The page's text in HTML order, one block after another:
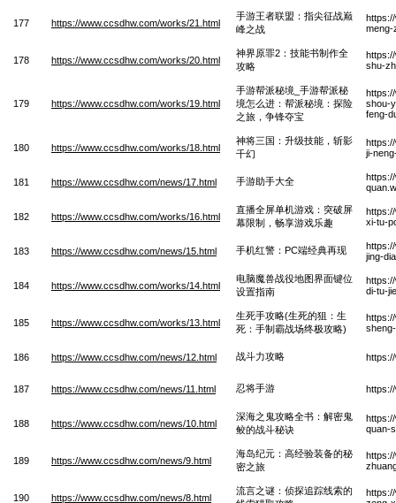
177 https://www.ccsdhw.com/works/21.html
手游王者联盟：指尖征战巅
峰之战
meng-
178 https://www.ccsdhw.com/works/20.html
神界原罪2：技能书制作全
攻略
shu-
179 https://www.ccsdhw.com/works/19.html
手游帮派秘境_手游帮派秘
境怎么进：帮派秘境：探险
之旅，争锋夺宝
shou-
feng-
180 https://www.ccsdhw.com/works/18.html
神将三国：升级技能，斩影
千幻
ji-
181 https://www.ccsdhw.com/news/17.html 手游助手大全
182 https://www.ccsdhw.com/works/16.html
直播全屏单机游戏：突破屏
幕限制，畅享游戏乐趣
xi-tu-
183 https://www.ccsdhw.com/news/15.html 手机红警：PC端经典再现
jing-
184 https://www.ccsdhw.com/works/14.html
电脑魔兽战役地图界面键位
设置指南
di-tu-
185 https://www.ccsdhw.com/works/13.html
生死手攻略(生死的狙：生
死：手制霸战场终极攻略)
186 https://www.ccsdhw.com/news/12.html 战斗力攻略
187 https://www.ccsdhw.com/news/11.html 忍将手游
188 https://www.ccsdhw.com/news/10.html
深海之鬼攻略全书：解密鬼
鲛的战斗秘诀
quan-
189 https://www.ccsdhw.com/news/9.html
海岛纪元：高经验装备的秘
密之旅
190 https://www.ccsdhw.com/news/8.html
流言之谜：侦探追踪线索的